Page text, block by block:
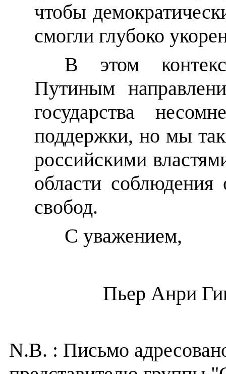
чтобы
смогли глубоко
В этом
Путиным
государства
поддержки, но мы
российскими
области
свобод.
С уважением,
Пьер Анри
N.B. : Письмо